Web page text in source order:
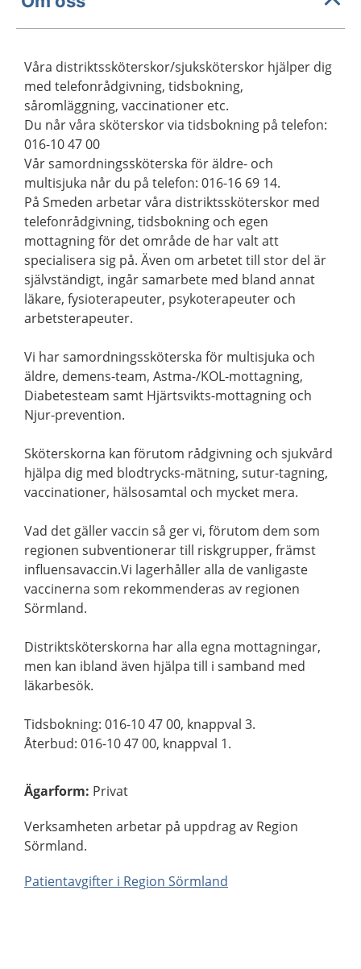
Våra distriktssköterskor/sjuksköterskor hjälper dig
med telefonrådgivning, tidsbokning,
såromläggning, vaccinationer etc.
Du når våra sköterskor via tidsbokning på telefon:
016-10 47 00
Vår samordningssköterska för äldre- och
multisjuka når du på telefon: 016-16 69 14.
På Smeden arbetar våra distriktssköterskor med
telefonrådgivning, tidsbokning och egen
mottagning för det område de har valt att
specialisera sig på. Även om arbetet till stor del är
självständigt, ingår samarbete med bland annat
läkare, fysioterapeuter, psykoterapeuter och
arbetsterapeuter.
Vi har samordningssköterska för multisjuka och
äldre, demens-team, Astma-/KOL-mottagning,
Diabetesteam samt Hjärtsvikts-mottagning och
Njur-prevention.
Sköterskorna kan förutom rådgivning och sjukvård
hjälpa dig med blodtrycks-mätning, sutur-tagning,
vaccinationer, hälsosamtal och mycket mera.
Vad det gäller vaccin så ger vi, förutom dem som
regionen subventionerar till riskgrupper, främst
influensavaccin.Vi lagerhåller alla de vanligaste
vaccinerna som rekommenderas av regionen
Sörmland.
Distriktsköterskorna har alla egna mottagningar,
men kan ibland även hjälpa till i samband med
läkarbesök.
Tidsbokning: 016-10 47 00, knappval 3.
Återbud: 016-10 47 00, knappval 1.
Ägarform: Privat
Verksamheten arbetar på uppdrag av Region
Sörmland.
Patientavgifter i Region Sörmland